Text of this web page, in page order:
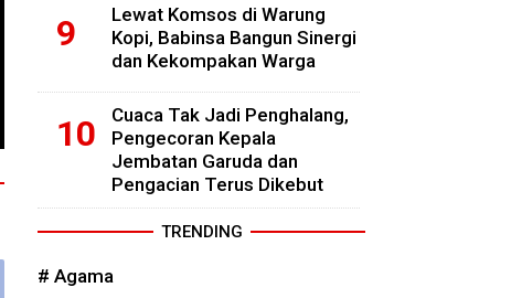
Lewat Komsos di Warung
Kopi, Babinsa Bangun Sinergi
dan Kekompakan Warga
Cuaca Tak Jadi Penghalang,
Pengecoran Kepala
Jembatan Garuda dan
Pengacian Terus Dikebut
TRENDING
# Agama